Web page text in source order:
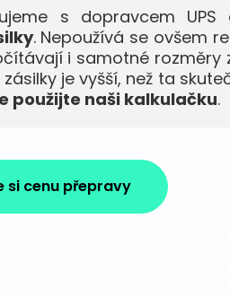
s dopravcem UPS
. Nepoužívá se ovšem
i samotné rozměry
je vyšší, než ta
použijte naši kalkulačku.
si cenu přepravy